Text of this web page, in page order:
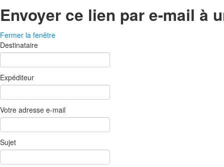
Envoyer ce lien par e-mail à
Fermer la fenêtre
Destinataire
Expéditeur
Votre adresse e-mail
Sujet